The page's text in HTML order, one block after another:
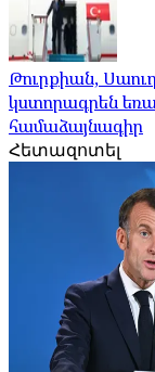
Թուրքիան,
կստորագրեն
համաձայնագիր
Հետազոտել